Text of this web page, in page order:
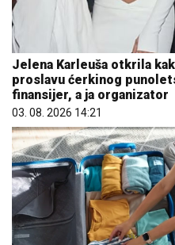
Jelena Karleuša otkrila
proslavu ćerkinog
finansijer, a ja organizator
03. 08. 2026 14:21